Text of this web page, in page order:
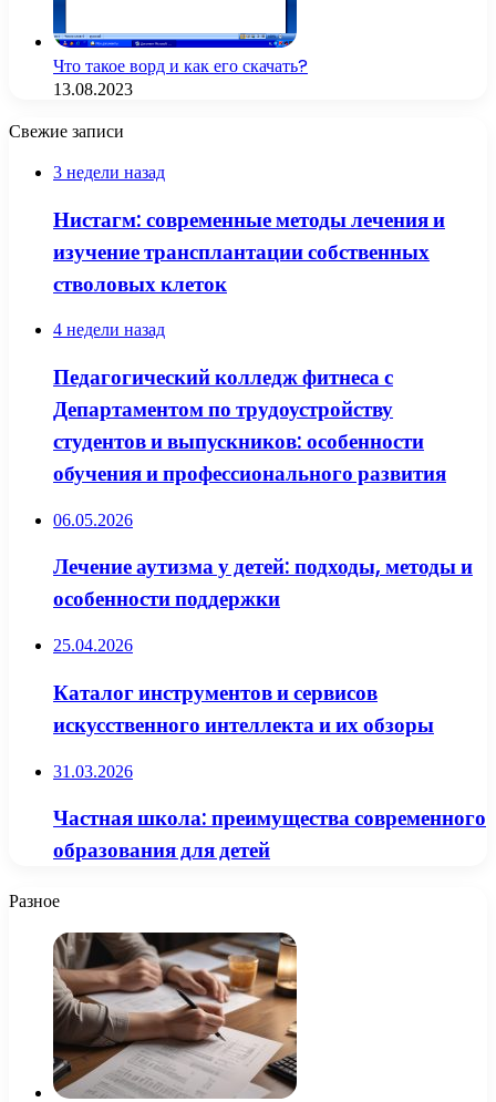
Что такое ворд и как его скачать?
13.08.2023
Свежие записи
3 недели назад
Нистагм: современные методы лечения и
изучение трансплантации собственных
стволовых клеток
4 недели назад
Педагогический колледж фитнеса с
Департаментом по трудоустройству
студентов и выпускников: особенности
обучения и профессионального развития
06.05.2026
Лечение аутизма у детей: подходы, методы и
особенности поддержки
25.04.2026
Каталог инструментов и сервисов
искусственного интеллекта и их обзоры
31.03.2026
Частная школа: преимущества современного
образования для детей
Разное